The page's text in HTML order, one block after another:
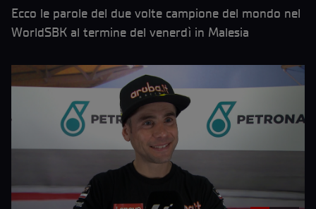
Ecco le parole del due volte campione del mondo nel
WorldSBK al termine del venerdì in Malesia